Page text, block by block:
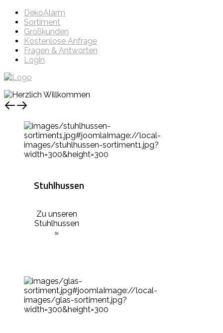
DekoAlarm
Sortiment
Großkunden
Kostenlose Anfrage
Fragen & Antworten
Login
Stuhlhussen
Zu unseren
Stuhlhussen
»